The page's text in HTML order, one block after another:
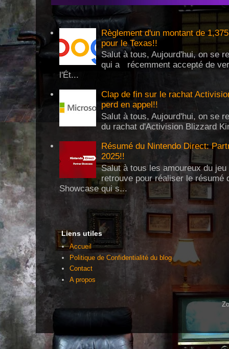
Règlement d'un montant de
pour le Texas!!
Salut à tous, Aujourd'hui, on se
qui a récemment accepté de
l'Ét...
Clap de fin sur le rachat
perd en appel!!
Salut à tous, Aujourd'hui, on se
du rachat d'Activision Blizzard
Résumé du Nintendo Direct:
2025!!
Salut à tous les amoureux du
retrouve pour réaliser le résumé
Showcase qui s...
Liens utiles
Accueil
Politique de Confidentialité du blog
Contact
A propos